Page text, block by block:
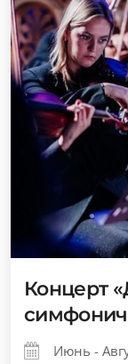
Концерт
Июнь -